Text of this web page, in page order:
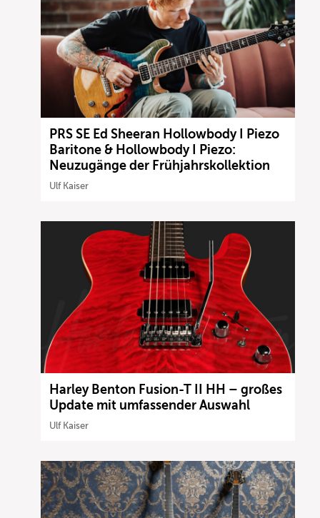
PRS SE Ed Sheeran Hollowbody I Piezo
Baritone & Hollowbody I Piezo:
Neuzugänge der Frühjahrskollektion
Ulf Kaiser
Harley Benton Fusion-T II HH – großes
Update mit umfassender Auswahl
Ulf Kaiser